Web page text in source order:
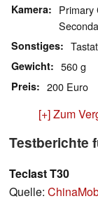
Kamera
Primary
Sonstiges
Gewicht 560 g
Preis 200 Euro
[+] Zum
Testberichte
Teclast T30
Quelle: